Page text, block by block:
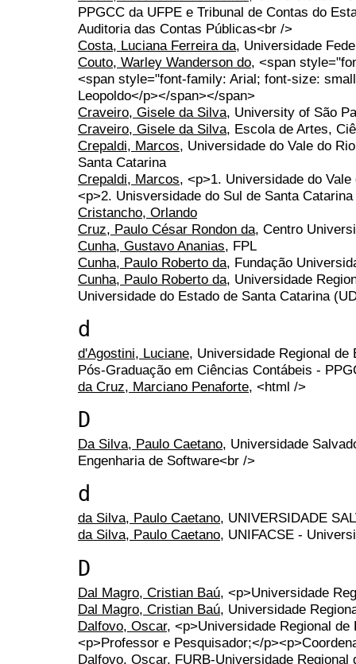
PPGCC da UFPE e Tribunal de Contas do
Auditoria das Contas Públicas<br />
Costa, Luciana Ferreira da, Universidade
Couto, Warley Wanderson do, <span
<span style="font-family: Arial; font-size:
Leopoldo</p></span></span>
Craveiro, Gisele da Silva, University of São
Craveiro, Gisele da Silva, Escola de Artes,
Crepaldi, Marcos, Universidade do Vale do
Santa Catarina
Crepaldi, Marcos, <p>1. Universidade do
<p>2. Unisversidade do Sul de Santa
Cristancho, Orlando
Cruz, Paulo César Rondon da, Centro
Cunha, Gustavo Ananias, FPL
Cunha, Paulo Roberto da, Fundação
Cunha, Paulo Roberto da, Universidade
Universidade do Estado de Santa Catarina
d
d'Agostini, Luciane, Universidade Regional de
Pós-Graduação em Ciências Contábeis -
da Cruz, Marciano Penaforte, <html />
D
Da Silva, Paulo Caetano, Universidade
Engenharia de Software<br />
d
da Silva, Paulo Caetano, UNIVERSIDADE
da Silva, Paulo Caetano, UNIFACSE -
D
Dal Magro, Cristian Baú, <p>Universidade
Dal Magro, Cristian Baú, Universidade
Dalfovo, Oscar, <p>Universidade Regional de
<p>Professor e Pesquisador;</
Dalfovo, Oscar, FURB-Universidade Regional